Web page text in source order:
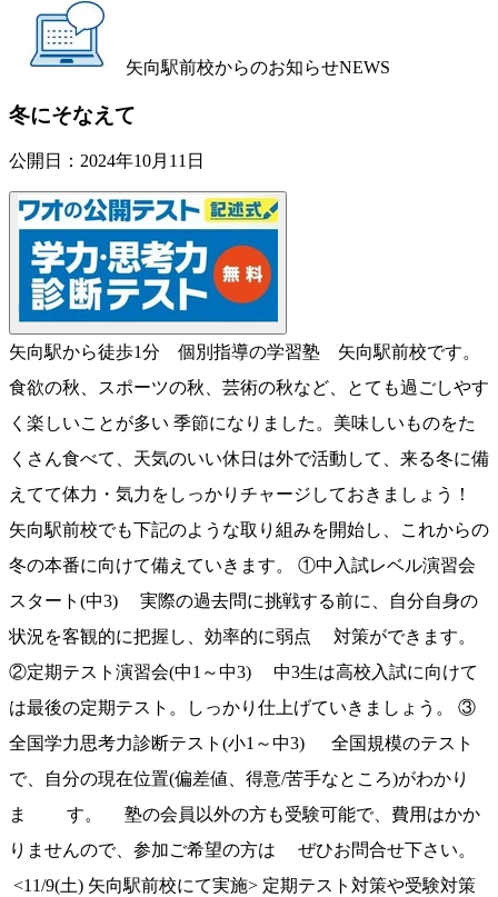
矢向駅前校からのお知らせNEWS
冬にそなえて
公開日： 2024年10月11日
矢向駅から徒歩1分 個別指導の学習塾 矢向駅前校です。
食欲の秋、スポーツの秋、芸術の秋など、とても過ごしやす
く楽しいことが多い 季節になりました。美味しいものをた
くさん食べて、天気のいい休日は外で活動して、来る冬に備
えてて体力・気力をしっかりチャージしておきましょう！
矢向駅前校でも下記のような取り組みを開始し、これからの
冬の本番に向けて備えていきます。 ①中入試レベル演習会
スタート(中3) 実際の過去問に挑戦する前に、自分自身の
状況を客観的に把握し、効率的に弱点 対策ができます。
②定期テスト演習会(中1～中3) 中3生は高校入試に向けて
は最後の定期テスト。しっかり仕上げていきましょう。 ③
全国学力思考力診断テスト(小1～中3) 全国規模のテスト
で、自分の現在位置(偏差値、得意/苦手なところ)がわかり
ま す。 塾の会員以外の方も受験可能で、費用はかか
りませんので、参加ご希望の方は ぜひお問合せ下さい。
<11/9(土) 矢向駅前校にて実施> 定期テスト対策や受験対策